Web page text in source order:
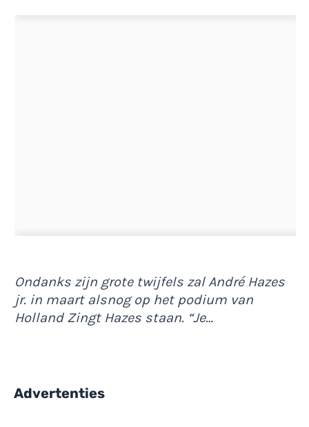
Ondanks zijn grote twijfels zal André Hazes
jr. in maart alsnog op het podium van
Holland Zingt Hazes staan. “Je…
Advertenties